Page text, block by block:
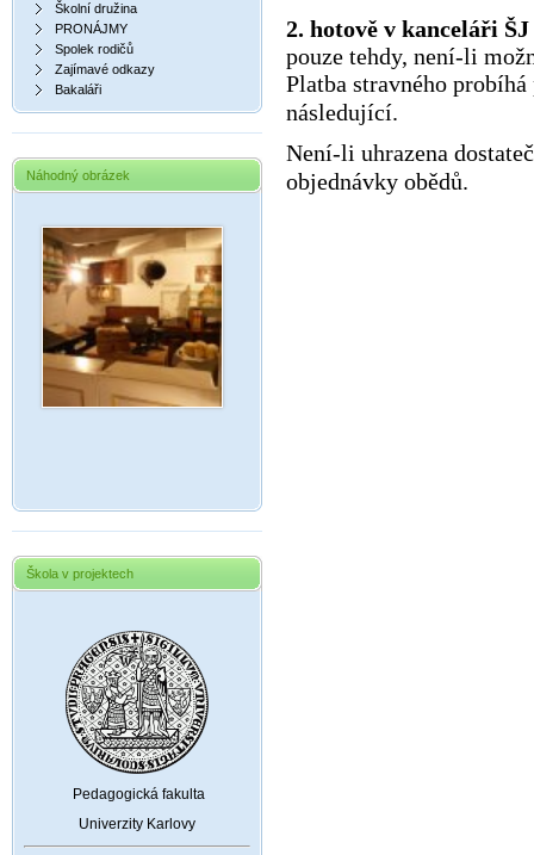
Školní družina
PRONÁJMY
Spolek rodičů
Zajímavé odkazy
Bakaláři
Náhodný obrázek
Škola v projektech
Pedagogická fakulta
Univerzity Karlovy
2. hotově v kanceláři ŠJ
pouze tehdy, není-li
Platba stravného
následující.
Není-li uhrazena
objednávky obědů.